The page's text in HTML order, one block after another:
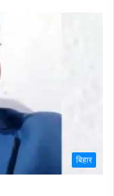
बिहार